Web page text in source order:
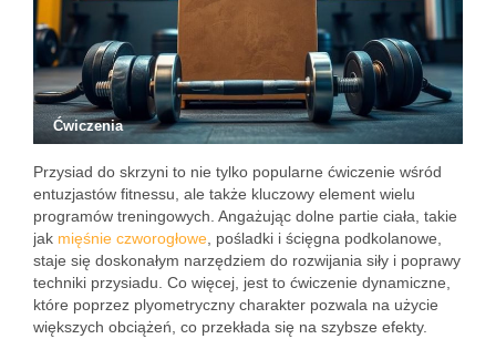
Ćwiczenia
Przysiad do skrzyni to nie tylko popularne ćwiczenie wśród
entuzjastów fitnessu, ale także kluczowy element wielu
programów treningowych. Angażując dolne partie ciała, takie
jak mięśnie czworogłowe , pośladki i ścięgna podkolanowe,
staje się doskonałym narzędziem do rozwijania siły i poprawy
techniki przysiadu. Co więcej, jest to ćwiczenie dynamiczne,
które poprzez plyometryczny charakter pozwala na użycie
większych obciążeń, co przekłada się na szybsze efekty.